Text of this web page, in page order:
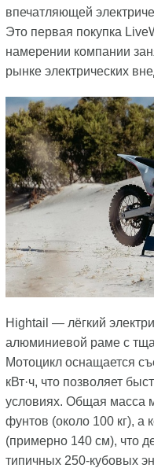
впечатляющей
Это первая покупка
намерении компании
рынке электрических
Hightail — лёгкий
алюминиевой раме с
Мотоцикл оснащается
кВт·ч, что позволяет
условиях. Общая масса
фунтов (около 100 кг),
(примерно 140 см), что
типичных 250-кубовых